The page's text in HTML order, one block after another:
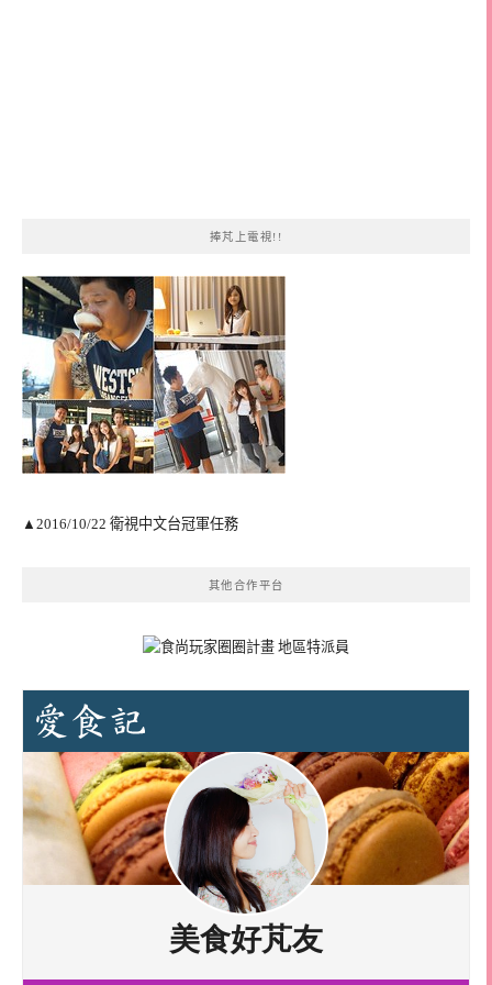
捧芃上電視!!
▲2016/10/22 衛視中文台冠軍任務
其他合作平台